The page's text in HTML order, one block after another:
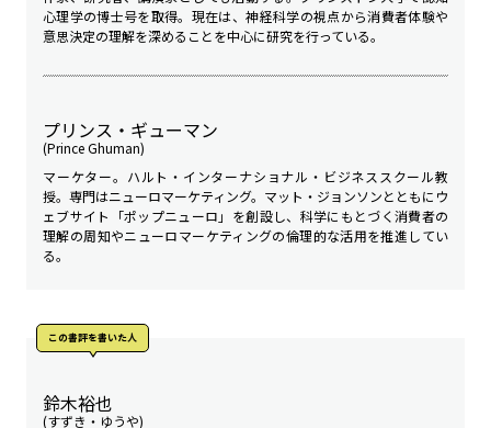
心理学の博士号を取得。現在は、神経科学の視点から消費者体験や
意思決定の理解を深めることを中心に研究を行っている。
プリンス・ギューマン
(Prince Ghuman)
マーケター。ハルト・インターナショナル・ビジネススクール教
授。専門はニューロマーケティング。マット・ジョンソンとともにウ
ェブサイト「ポップニューロ」を創設し、科学にもとづく消費者の
理解の周知やニューロマーケティングの倫理的な活用を推進してい
る。
この書評を書いた人
鈴木裕也
(すずき・ゆうや)